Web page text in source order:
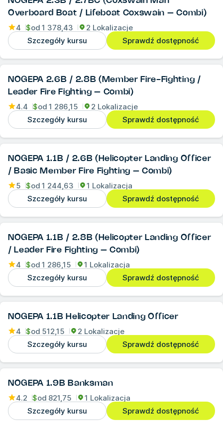
Overboard Boat / Lifeboat Coxswain – Combi)
4 $od 1 378,43
2 Lokalizacje
Szczegóły kursu
Sprawdź dostępność
NOGEPA 2.6B / 2.8B (Member Fire-Fighting /
Leader Fire Fighting – Combi)
4.4 $od 1 286,15
2 Lokalizacje
Szczegóły kursu
Sprawdź dostępność
NOGEPA 1.1B / 2.6B (Helicopter Landing Officer
/ Basic Member Fire Fighting – Combi)
5 $od 1 244,63
1 Lokalizacja
Szczegóły kursu
Sprawdź dostępność
NOGEPA 1.1B / 2.8B (Helicopter Landing Officer
/ Leader Fire Fighting – Combi)
4 $od 1 286,15
1 Lokalizacja
Szczegóły kursu
Sprawdź dostępność
NOGEPA 1.1B Helicopter Landing Officer
4 $od 512,15
2 Lokalizacje
Szczegóły kursu
Sprawdź dostępność
NOGEPA 1.9B Banksman
4.2 $od 821,75
1 Lokalizacja
Szczegóły kursu
Sprawdź dostępność